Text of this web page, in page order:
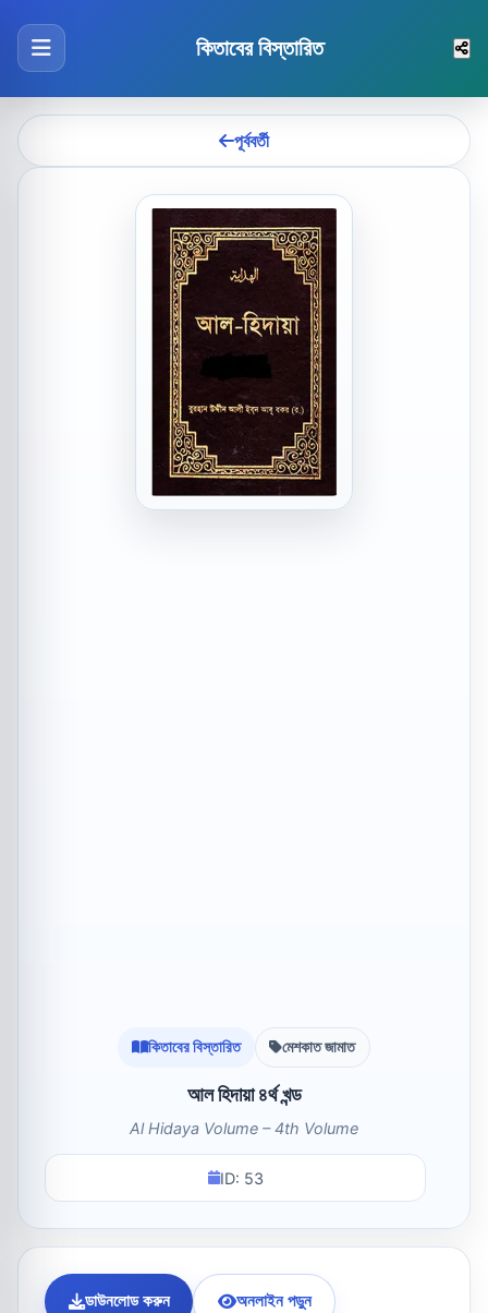
কিতাবের বিস্তারিত
পূর্ববর্তী
কিতাবের বিস্তারিত মেশকাত জামাত
আল হিদায়া ৪র্থ খন্ড
Al Hidaya Volume – 4th Volume
ID: 53
ডাউনলোড করুন অনলাইন পড়ুন